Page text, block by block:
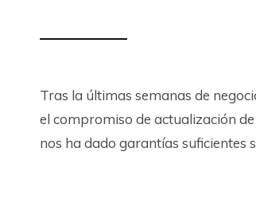
Tras la últimas semanas de
el compromiso de actualización
nos ha dado garantías suficientes